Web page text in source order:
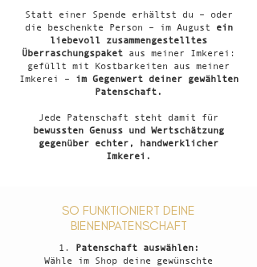
Statt einer Spende erhältst du – oder
die beschenkte Person – im August
ein
liebevoll zusammengestelltes
Überraschungspaket aus meiner Imkerei:
gefüllt mit Kostbarkeiten aus meiner
Imkerei –
im Gegenwert deiner gewählten
Patenschaft.
Jede Patenschaft steht damit für
bewussten Genuss und Wertschätzung
gegenüber echter, handwerklicher
Imkerei.
SO FUNKTIONIERT DEINE
BIENENPATENSCHAFT
Patenschaft auswählen:
Wähle im Shop deine gewünschte